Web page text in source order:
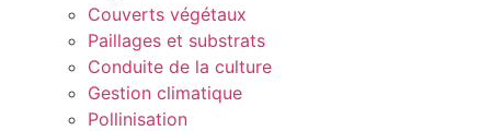
Couverts végétaux
Paillages et substrats
Conduite de la culture
Gestion climatique
Pollinisation